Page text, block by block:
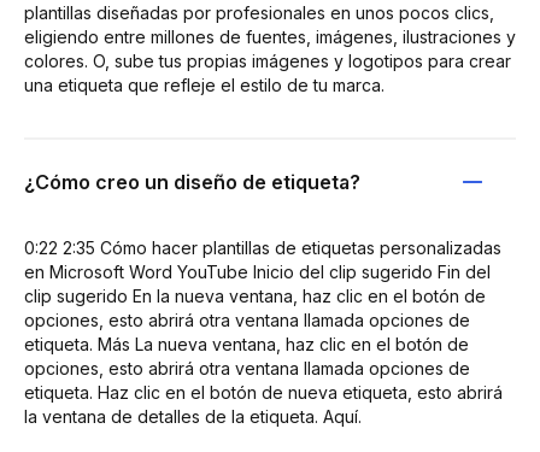
plantillas diseñadas por profesionales en unos pocos clics,
eligiendo entre millones de fuentes, imágenes, ilustraciones y
colores. O, sube tus propias imágenes y logotipos para crear
una etiqueta que refleje el estilo de tu marca.
¿Cómo creo un diseño de etiqueta?
0:22 2:35 Cómo hacer plantillas de etiquetas personalizadas
en Microsoft Word YouTube Inicio del clip sugerido Fin del
clip sugerido En la nueva ventana, haz clic en el botón de
opciones, esto abrirá otra ventana llamada opciones de
etiqueta. Más La nueva ventana, haz clic en el botón de
opciones, esto abrirá otra ventana llamada opciones de
etiqueta. Haz clic en el botón de nueva etiqueta, esto abrirá
la ventana de detalles de la etiqueta. Aquí.